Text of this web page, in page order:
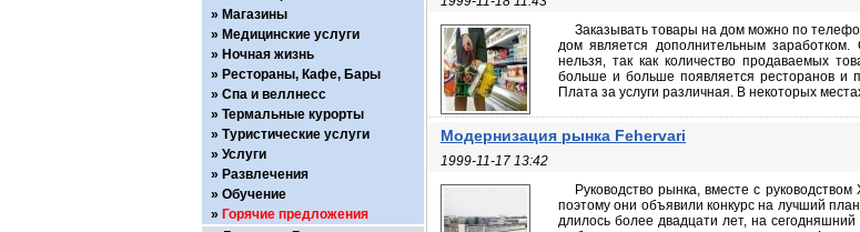
Заказывать товары на дом можно по
дом является дополнительным
нельзя, так как количество продаваемых
больше и больше появляется ресторанов и
Плата за услуги различная. В некоторых
Модернизация рынка Fehervari
1999-11-17 13:42
Руководство рынка, вместе с
поэтому они объявили конкурс на лучший
длилось более двадцати лет, на
Магазины
Медицинские услуги
Ночная жизнь
Рестораны, Кафе, Бары
Спа и веллнесс
Термальные курорты
Туристические услуги
Услуги
Развлечения
Обучение
Горячие предложения